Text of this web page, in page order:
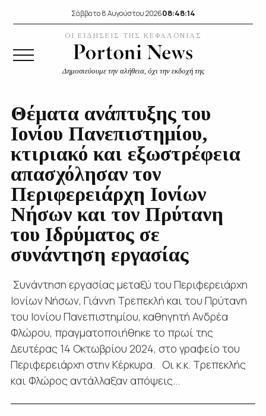
Σάββατο 8 Αυγούστου 202608:48:15
ΟΙ ΕΙΔΗΣΕΙΣ ΤΗΣ ΚΕΦΑΛΟΝΙΑΣ
Δημοσιεύουμε την αλήθεια, όχι την εκδοχή της
Θέματα ανάπτυξης του
Ιονίου Πανεπιστημίου,
κτιριακό και εξωστρέφεια
απασχόλησαν τον
Περιφερειάρχη Ιονίων
Νήσων και τον Πρύτανη
του Ιδρύματος σε
συνάντηση εργασίας
Συνάντηση εργασίας μεταξύ του Περιφερειάρχη
Ιονίων Νήσων, Γιάννη Τρεπεκλή και του Πρύτανη
του Ιονίου Πανεπιστημίου, καθηγητή Ανδρέα
Φλώρου, πραγματοποιήθηκε το πρωί της
Δευτέρας 14 Οκτωβρίου 2024, στο γραφείο του
Περιφερειάρχη στην Κέρκυρα. Οι κ.κ. Τρεπεκλής
και Φλώρος αντάλλαξαν απόψεις...